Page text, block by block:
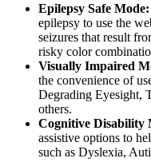
Epilepsy Safe Mode:
epilepsy to use the
seizures that result
risky color
Visually Impaired
the convenience of
Degrading Eyesight,
others.
Cognitive Disability
assistive options to
such as Dyslexia,